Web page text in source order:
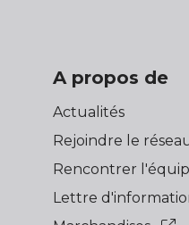
A propos de
Actualités
Rejoindre le
Rencontrer
Lettre